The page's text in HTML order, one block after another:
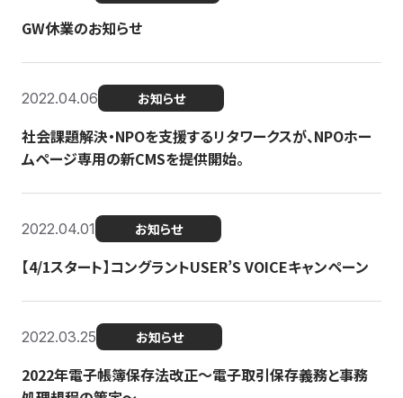
GW休業のお知らせ
2022.04.06 お知らせ
社会課題解決・NPOを支援するリタワークスが、NPOホー
ムページ専用の新CMSを提供開始。
2022.04.01 お知らせ
【4/1スタート】コングラントUSER’S VOICEキャンペーン
2022.03.25 お知らせ
2022年電子帳簿保存法改正～電子取引保存義務と事務